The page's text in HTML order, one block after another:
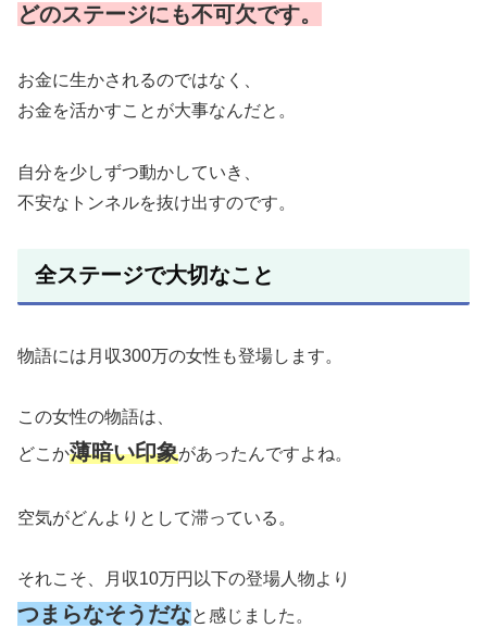
どのステージにも不可欠です。
お金に生かされるのではなく、
お金を活かすことが大事なんだと。
自分を少しずつ動かしていき、
不安なトンネルを抜け出すのです。
全ステージで大切なこと
物語には月収300万の女性も登場します。
この女性の物語は、
どこか薄暗い印象があったんですよね。
空気がどんよりとして滞っている。
それこそ、月収10万円以下の登場人物より
つまらなそうだなと感じました。